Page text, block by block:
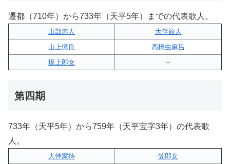
遷都（710年）から733年（天平5年）までの代表歌人。
山部赤人
大伴旅人
山上憶良
高橋虫麻呂
坂上郎女
–
第四期
733年（天平5年）から759年（天平宝字3年）の代表歌
人。
大伴家持
笠郎女